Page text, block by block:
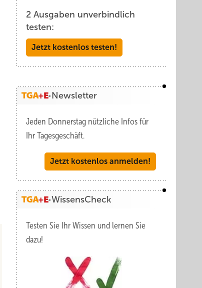
2 Ausgaben unverbindlich
testen:
Jetzt kostenlos testen!
Newsletter
Jeden Donnerstag nützliche Infos für
Ihr Tagesgeschäft.
Jetzt kostenlos anmelden!
WissensCheck
Testen Sie Ihr Wissen und lernen Sie
dazu!